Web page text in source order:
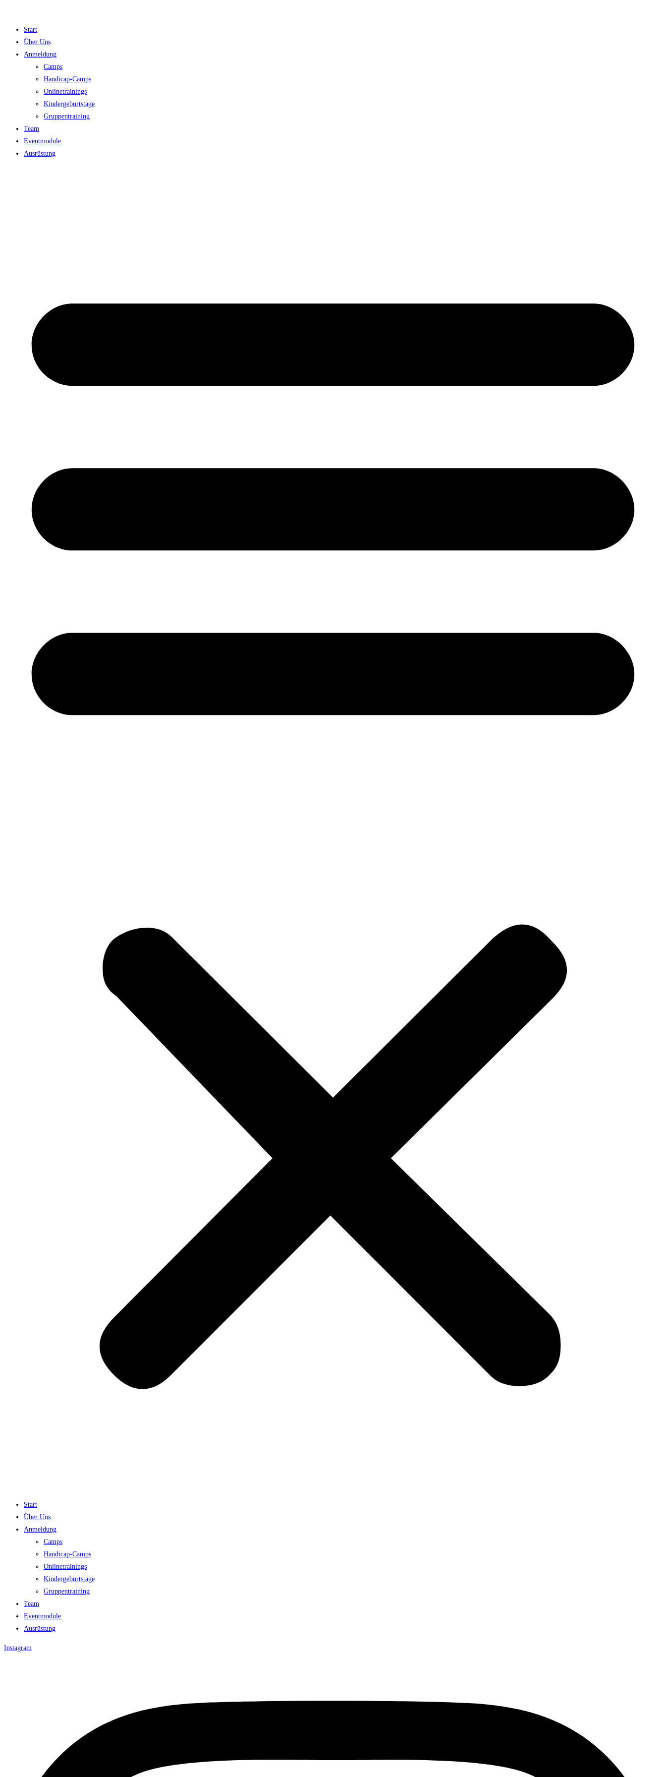
springen
Start
Über Uns
Anmeldung
Camps
Handicap-Camps
Onlinetrainings
Kindergeburtstage
Gruppentraining
Team
Eventmodule
Ausrüstung
Start
Über Uns
Anmeldung
Camps
Handicap-Camps
Onlinetrainings
Kindergeburtstage
Gruppentraining
Team
Eventmodule
Ausrüstung
Instagram